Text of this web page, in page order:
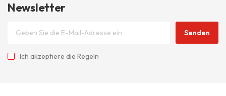
Newsletter
Senden
Ich akzeptiere die Regeln